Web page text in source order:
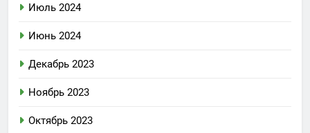
Июль 2024
Июнь 2024
Декабрь 2023
Ноябрь 2023
Октябрь 2023